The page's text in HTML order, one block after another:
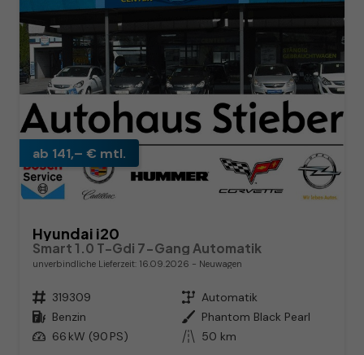
ab 141,– € mtl.
Hyundai i20
Smart 1.0 T-Gdi 7-Gang Automatik
unverbindliche Lieferzeit: 16.09.2026 Neuwagen
Fahrzeugnr. 319309 Getriebe Automatik
Kraftstoff Benzin Außenfarbe Phantom Black Pearl
Leistung 66 kW (90 PS) Kilometerstand 50 km